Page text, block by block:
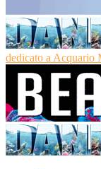
dedicato a Acquario